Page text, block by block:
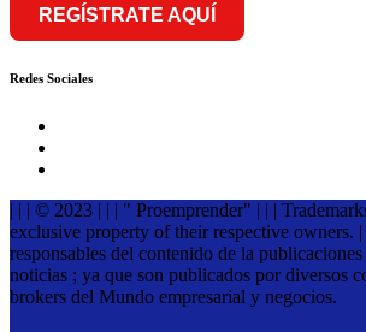
REGÍSTRATE AQUÍ
Redes Sociales
| | | © 2023 | | | " Proemprender" | | |
exclusive property of their respective owners.
responsables del contenido de la
noticias ; ya que son publicados por diversos
brokers del Mundo empresarial y negocios.